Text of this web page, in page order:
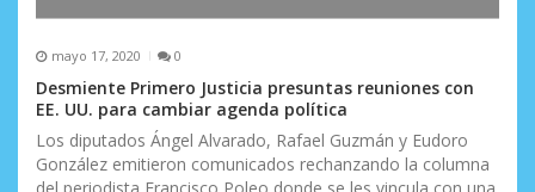
mayo 17, 2020 0
Desmiente Primero Justicia presuntas reuniones con
EE. UU. para cambiar agenda política
Los diputados Ángel Alvarado, Rafael Guzmán y Eudoro
González emitieron comunicados rechanzando la columna
del periodista Francisco Poleo donde se les vincula con una